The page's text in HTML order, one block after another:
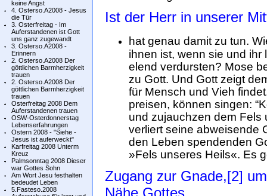
keine Angst
4. Osterso.A2008 - Jesus
die Tür
3. Osterfreitag - Im
Auferstandenen ist Gott
uns ganz zugewandt
3. Osterso.A2008 -
Erinnern
2. Osterso.A2008 Der
göttlichen Barmherzigkeit
trauen
2. Osterso.A2008 Der
göttlichen Barmherzigkeit
trauen
Osterfreitag 2008 Dem
Auferstandenen trauen
OSW-Osterdonnerstag
Lebenserfahrungen
Ostern 2008 - "Siehe -
Jesus ist auferweckt"
Karfreitag 2008 Unterm
Kreuz
Palmsonntag 2008 Dieser
war Gottes Sohn
Am Wort Jesu festhalten
bedeudet Leben
5.Fasteso.2008
Ist der Herr in unserer
hat genau damit zu tun.
ihnen ist, wenn sie und
elend verdursten? Mose
zu Gott. Und Gott zeigt
für Mensch und Vieh
preisen, können singen:
und zujauchzen dem Fels
verliert seine abweisende
den Leben spendenden
»Fels unseres Heils«. Es
Zugang zur Gnade,[2]
Nähe Gottes.